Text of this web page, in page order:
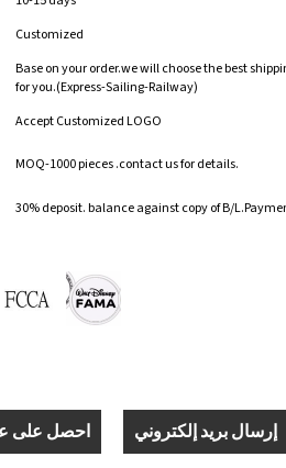
Customized
Base on your order.we will choose the best
for you.(Express-Sailing-Railway)
Accept Customized LOGO
MOQ-1000 pieces .contact us for details.
30% deposit. balance against copy of B/
احصل على إرسال بريد إلكتروني